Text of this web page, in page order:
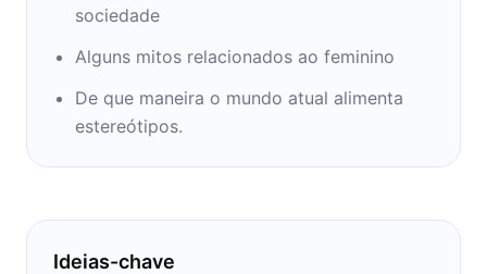
México.
sociedade
Alguns mitos relacionados ao feminino
De que maneira o mundo atual alimenta
estereótipos.
Ideias-chave